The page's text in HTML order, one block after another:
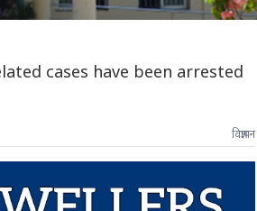
cases have been arrested
विज्ञापन